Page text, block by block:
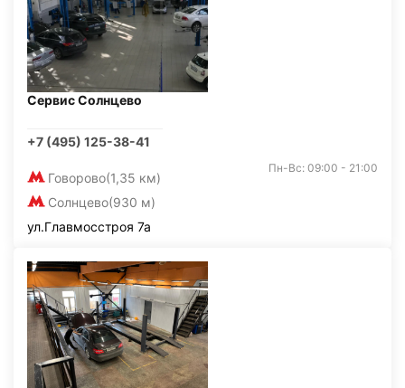
Сервис Солнцево
+7 (495) 125-38-41
Говорово(1,35 км)
Солнцево(930 м)
Пн-Вс: 09:00 - 21:00
ул.Главмосстроя 7а